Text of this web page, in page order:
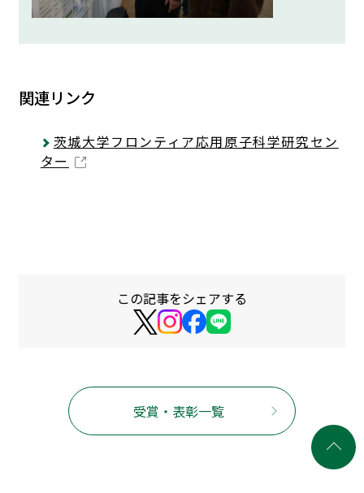
関連リンク
茨城大学フロンティア応用原子科学研究セン
ター
この記事をシェアする
受賞・表彰一覧